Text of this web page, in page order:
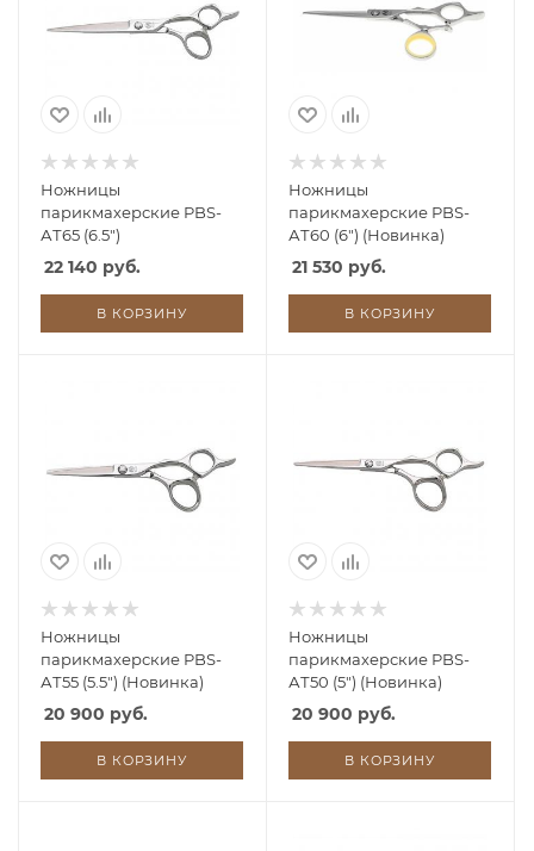
Ножницы
парикмахерские PBS-
АТ65 (6.5")
22 140 руб.
В КОРЗИНУ
Ножницы
парикмахерские PBS-
АТ60 (6") (Новинка)
21 530 руб.
В КОРЗИНУ
Ножницы
парикмахерские PBS-
АТ55 (5.5") (Новинка)
20 900 руб.
В КОРЗИНУ
Ножницы
парикмахерские PBS-
АТ50 (5") (Новинка)
20 900 руб.
В КОРЗИНУ